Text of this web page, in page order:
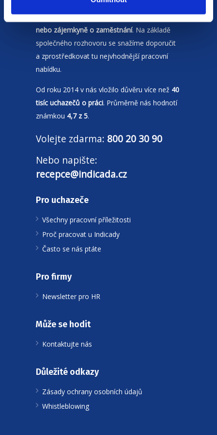
Naší prioritou je vždyspokojenost zájemce
nebo zájemkyně o zaměstnání. Na základě
společného rozhovoru se snažíme doporučit
a zprostředkovat tu nejvhodnější pracovní
nabídku.
Od roku 2014 v nás vložilo důvěru více než 40
tisíc uchazečů o práci. Průměrně nás hodnotí
známkou 4,7 z 5.
Volejte zdarma: 800 20 30 90
Nebo napište:
recepce@indicada.cz
Pro uchazeče
Všechny pracovní příležitosti
Proč pracovat u Indicady
Často se nás ptáte
Pro firmy
Newsletter pro HR
Může se hodit
Kontaktujte nás
Důležité odkazy
Zásady ochrany osobních údajů
Whistleblowing